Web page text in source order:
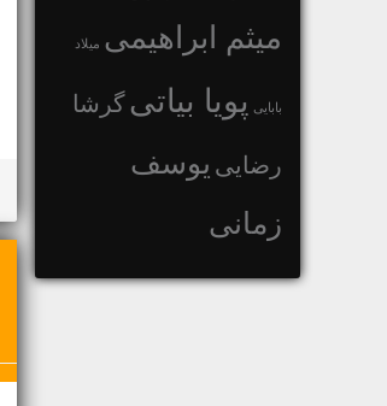
میثم ابراهیمی میلاد
بابایی پویا بیاتیگرشا
رضایی یوسف
زمانی